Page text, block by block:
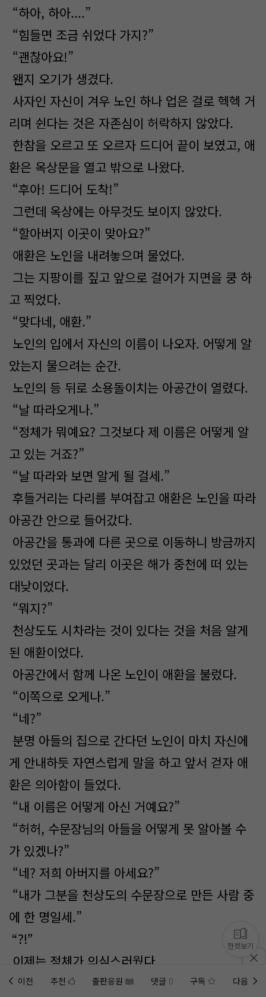
“하아, 하아....”
“힘들면 조금 쉬었다 가지?”
“괜찮아요!”
왠지 오기가 생겼다.
사자인 자신이 겨우 노인 하나 업은 걸로 헥헥 거
리며 쉰다는 것은 자존심이 허락하지 않았다.
한참을 오르고 또 오르자 드디어 끝이 보였고, 애
환은 옥상문을 열고 밖으로 나왔다.
“후아! 드디어 도착!”
그런데 옥상에는 아무것도 보이지 않았다.
“할아버지 이곳이 맞아요?”
애환은 노인을 내려놓으며 물었다.
그는 지팡이를 짚고 앞으로 걸어가 지면을 쿵 하
고 찍었다.
“맞다네, 애환.”
노인의 입에서 자신의 이름이 나오자. 어떻게 알
았는지 물으려는 순간.
노인의 등 뒤로 소용돌이치는 아공간이 열렸다.
“날 따라오게나.”
“정체가 뭐예요? 그것보다 제 이름은 어떻게 알
고 있는 거죠?”
“날 따라와 보면 알게 될 걸세.”
후들거리는 다리를 부여잡고 애환은 노인을 따라
아공간 안으로 들어갔다.
아공간을 통과에 다른 곳으로 이동하니 방금까지
있었던 곳과는 달리 이곳은 해가 중천에 떠 있는
대낮이었다.
“뭐지?”
천상도도 시차라는 것이 있다는 것을 처음 알게
된 애환이었다.
아공간에서 함께 나온 노인이 애환을 불렀다.
“이쪽으로 오게나.”
“네?”
분명 아들의 집으로 간다던 노인이 마치 자신에
게 안내하듯 자연스럽게 말을 하고 앞서 걷자 애
환은 의아함이 들었다.
“내 이름은 어떻게 아신 거예요?”
“허허, 수문장님의 아들을 어떻게 못 알아볼 수
가 있겠나?”
“네? 저희 아버지를 아세요?”
“내가 그분을 천상도의 수문장으로 만든 사람 중
에 한 명일세.”
“?!”
이제는 정체가 의심스러웠다.
노인의 말을 듣고 있으면 계속 궁금한 것이 쌓였
이전 추천 출판응원 댓글 0 구독 다음
한컷보기
홈에미노벨 웹추가하기 미노벨 앱설치하기